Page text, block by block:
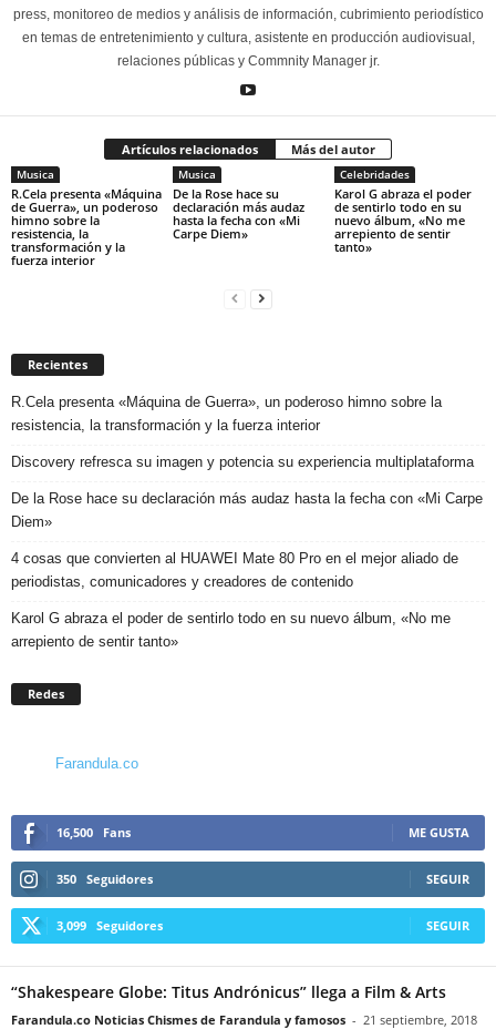
press, monitoreo de medios y análisis de información, cubrimiento periodístico
en temas de entretenimiento y cultura, asistente en producción audiovisual,
relaciones públicas y Commnity Manager jr.
Artículos relacionados Más del autor
Musica
R.Cela presenta «Máquina
de Guerra», un poderoso
himno sobre la
resistencia, la
transformación y la
fuerza interior
Musica
De la Rose hace su
declaración más audaz
hasta la fecha con «Mi
Carpe Diem»
Celebridades
Karol G abraza el poder
de sentirlo todo en su
nuevo álbum, «No me
arrepiento de sentir
tanto»
Recientes
R.Cela presenta «Máquina de Guerra», un poderoso himno sobre la
resistencia, la transformación y la fuerza interior
Discovery refresca su imagen y potencia su experiencia multiplataforma
De la Rose hace su declaración más audaz hasta la fecha con «Mi Carpe
Diem»
4 cosas que convierten al HUAWEI Mate 80 Pro en el mejor aliado de
periodistas, comunicadores y creadores de contenido
Karol G abraza el poder de sentirlo todo en su nuevo álbum, «No me
arrepiento de sentir tanto»
Redes
Farandula.co
16,500 Fans ME GUSTA
350 Seguidores SEGUIR
3,099 Seguidores SEGUIR
“Shakespeare Globe: Titus Andrónicus” llega a Film & Arts
Farandula.co Noticias Chismes de Farandula y famosos - 21 septiembre, 2018